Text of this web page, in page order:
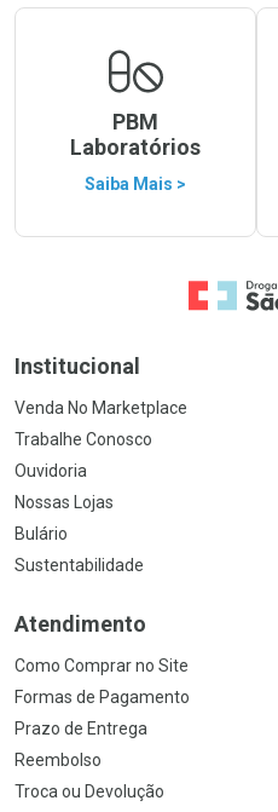
PBM
Laboratórios
Saiba Mais >
Ir para a
Institucional
Venda No Marketplace
Trabalhe Conosco
Ouvidoria
Nossas Lojas
Bulário
Sustentabilidade
Atendimento
Como Comprar no Site
Formas de Pagamento
Prazo de Entrega
Reembolso
Troca ou Devolução